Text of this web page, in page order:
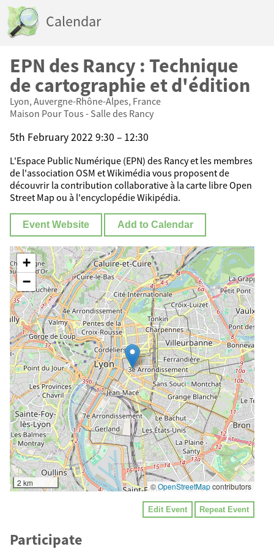
Calendar
EPN des Rancy : Technique
de cartographie et d'édition
Lyon, Auvergne-Rhône-Alpes, France
Maison Pour Tous - Salle des Rancy
5th February 2022 9:30 – 12:30
L'Espace Public Numérique (EPN) des Rancy et les membres
de l'association OSM et Wikimédia vous proposent de
découvrir la contribution collaborative à la carte libre Open
Street Map ou à l'encyclopédie Wikipédia.
Event Website Add to Calendar
+
−
2 km ©OpenStreetMapcontributors
Edit Event Repeat Event
Participate